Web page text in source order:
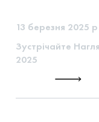
13 березня 2025
Зустрічайте
2025